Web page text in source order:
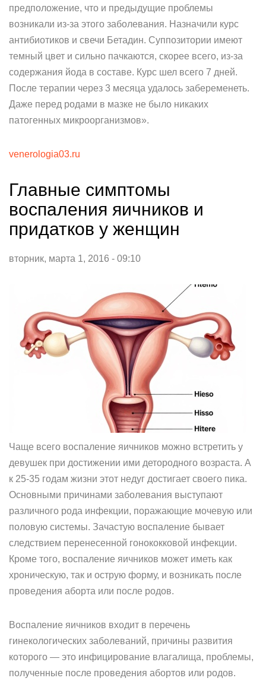
предположение, что и предыдущие проблемы
возникали из-за этого заболевания. Назначили курс
антибиотиков и свечи Бетадин. Суппозитории имеют
темный цвет и сильно пачкаются, скорее всего, из-за
содержания йода в составе. Курс шел всего 7 дней.
После терапии через 3 месяца удалось забеременеть.
Даже перед родами в мазке не было никаких
патогенных микроорганизмов».
venerologia03.ru
Главные симптомы
воспаления яичников и
придатков у женщин
вторник, марта 1, 2016 - 09:10
Чаще всего воспаление яичников можно встретить у
девушек при достижении ими детородного возраста. А
к 25-35 годам жизни этот недуг достигает своего пика.
Основными причинами заболевания выступают
различного рода инфекции, поражающие мочевую или
половую системы. Зачастую воспаление бывает
следствием перенесенной гонококковой инфекции.
Кроме того, воспаление яичников может иметь как
хроническую, так и острую форму, и возникать после
проведения аборта или после родов.
Воспаление яичников входит в перечень
гинекологических заболеваний, причины развития
которого — это инфицирование влагалища, проблемы,
полученные после проведения абортов или родов.